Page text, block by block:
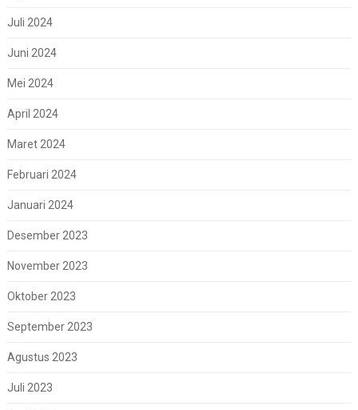
Juli 2024
Juni 2024
Mei 2024
April 2024
Maret 2024
Februari 2024
Januari 2024
Desember 2023
November 2023
Oktober 2023
September 2023
Agustus 2023
Juli 2023